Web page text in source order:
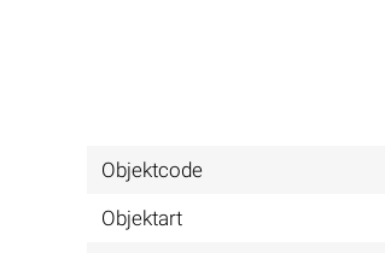
Objektcode
Objektart